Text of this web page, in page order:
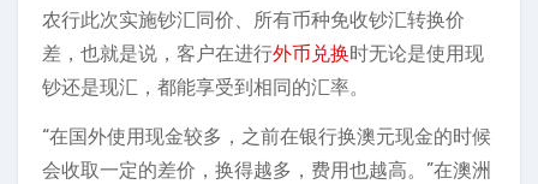
农行此次实施钞汇同价、所有币种免收钞汇转换价
差，也就是说，客户在进行外币兑换时无论是使用现
钞还是现汇，都能享受到相同的汇率。
“在国外使用现金较多，之前在银行换澳元现金的时候
会收取一定的差价，换得越多，费用也越高。”在澳洲